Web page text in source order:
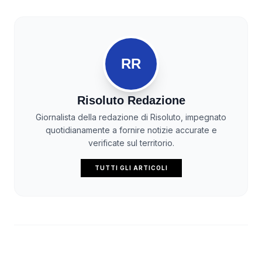
RR
Risoluto Redazione
Giornalista della redazione di Risoluto, impegnato
quotidianamente a fornire notizie accurate e
verificate sul territorio.
TUTTI GLI ARTICOLI